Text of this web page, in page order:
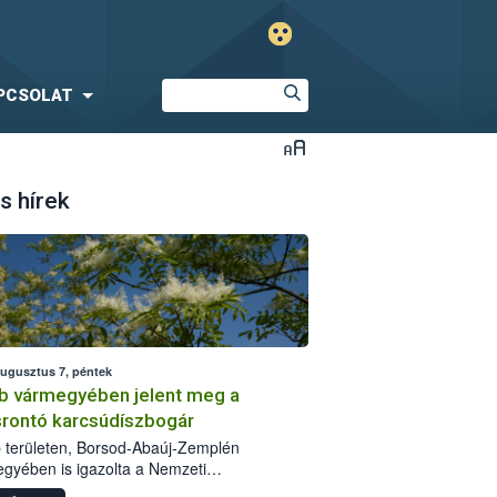
hírek
7, péntek
vármegyében jelent meg a
karcsúdíszbogár
területen, Borsod-Abaúj-Zemplén
is igazolta a Nemzeti
biztonsági Hivatal (Nébih) a